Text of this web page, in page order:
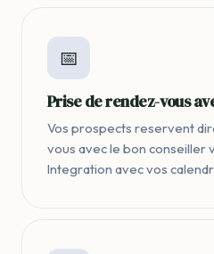
📅
Prise de rendez-vous
Vos prospects reservent
vous avec le bon conseiller
Integration avec vos